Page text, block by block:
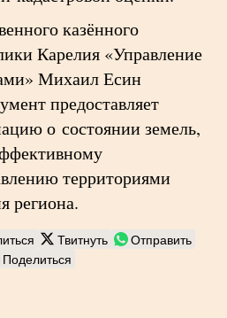
казённого
Карелия «Управление
Михаил Есин
предоставляет
о состоянии земель,
территориями
региона.
Твитнуть
Отправить
Поделиться